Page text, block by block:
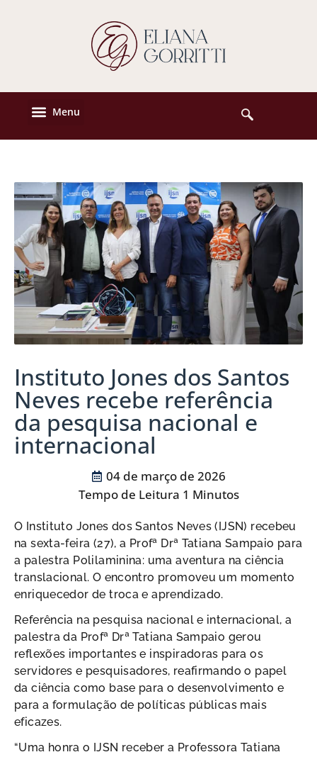
Instituto Jones dos Santos
Neves recebe referência
da pesquisa nacional e
internacional
04 de março de 2026
O Instituto Jones dos Santos Neves (IJSN) recebeu
na sexta-feira (27), a Profª Drª Tatiana Sampaio para
a palestra Polilaminina: uma aventura na ciência
translacional. O encontro promoveu um momento
enriquecedor de troca e aprendizado.
Referência na pesquisa nacional e internacional, a
palestra da Profª Drª Tatiana Sampaio gerou
reflexões importantes e inspiradoras para os
servidores e pesquisadores, reafirmando o papel
da ciência como base para o desenvolvimento e
para a formulação de políticas públicas mais
eficazes.
“Uma honra o IJSN receber a Professora Tatiana